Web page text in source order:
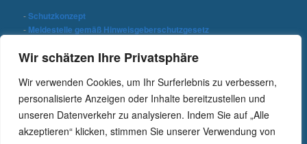
Wir schätzen Ihre Privatsphäre
Wir verwenden Cookies, um Ihr Surferlebnis zu verbessern,
personalisierte Anzeigen oder Inhalte bereitzustellen und
unseren Datenverkehr zu analysieren. Indem Sie auf „Alle
akzeptieren“ klicken, stimmen Sie unserer Verwendung von
-Schutzkonzept
- Meldestelle gemäß Hinweisgeberschutzgesetz
-Impressum
Stichwort suchen
S
u
c